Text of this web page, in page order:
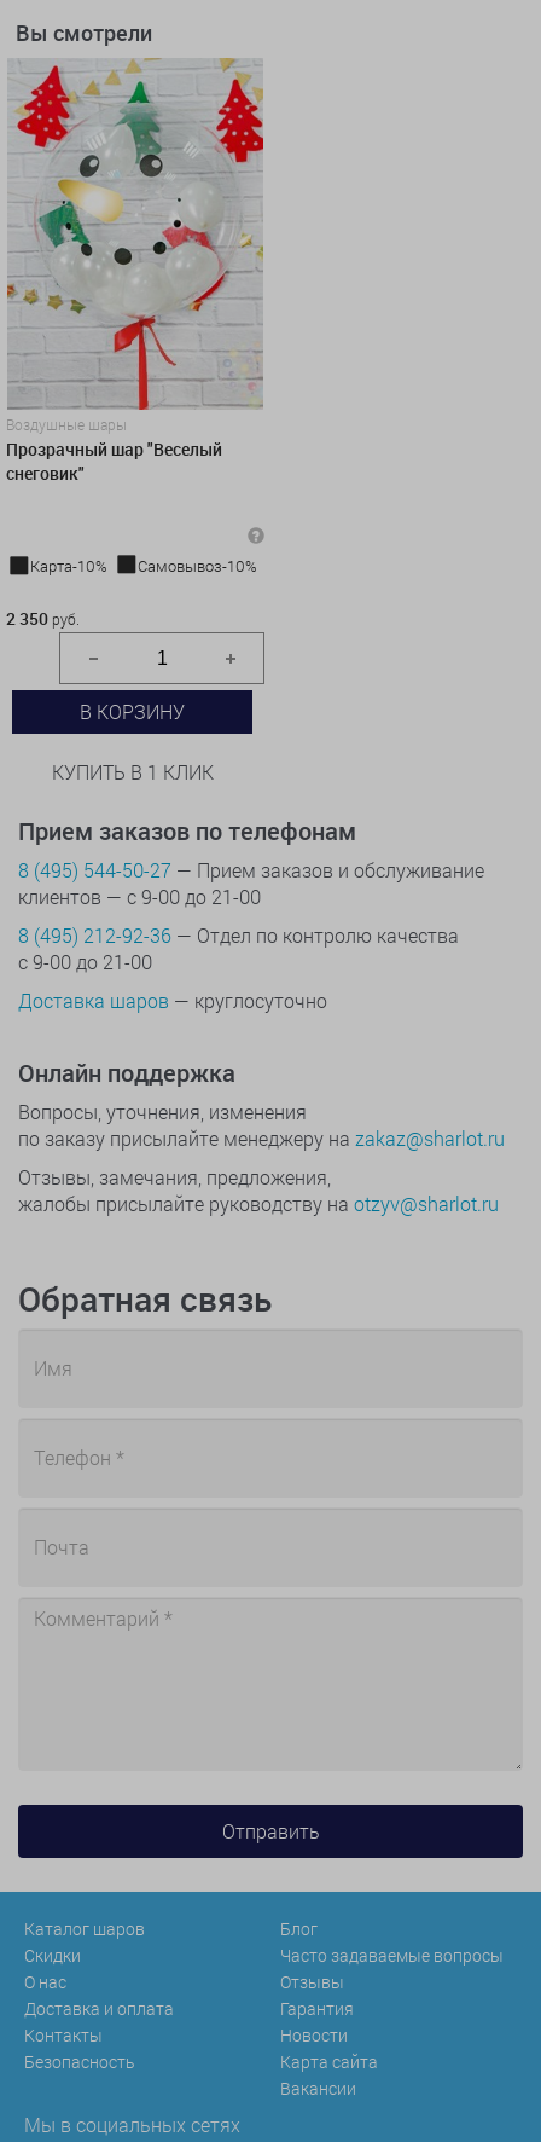
Вы смотрели
Воздушные шары
Прозрачный шар "Веселый
снеговик"
Карта-10%
Самовывоз-10%
2 350 руб.
В КОРЗИНУ
КУПИТЬ В 1 КЛИК
Прием заказов по телефонам
8 (495) 544-50-27 — Прием заказов и обслуживание
клиентов — с 9-00 до 21-00
8 (495) 212-92-36 — Отдел по контролю качества
с 9-00 до 21-00
Доставка шаров — круглосуточно
Онлайн поддержка
Вопросы, уточнения, изменения
по заказу присылайте менеджеру на zakaz@sharlot.ru
Отзывы, замечания, предложения,
жалобы присылайте руководству на otzyv@sharlot.ru
Обратная связь
Каталог шаров
Скидки
О нас
Доставка и оплата
Контакты
Безопасность
Блог
Часто задаваемые вопросы
Отзывы
Гарантия
Новости
Карта сайта
Вакансии
Мы в социальных сетях